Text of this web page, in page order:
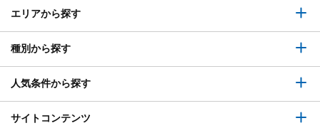
エリアから探す
種別から探す
人気条件から探す
サイトコンテンツ